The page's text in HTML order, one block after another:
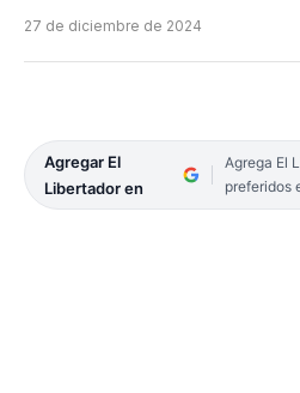
27 de diciembre de 2024
Agregar El
Libertador en
Agrega El
preferidos